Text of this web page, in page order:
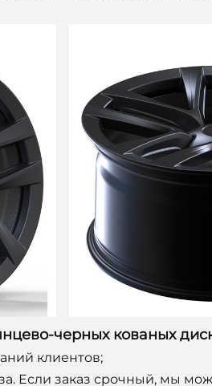
черных кованых
клиентов;
Если заказ срочный, мы